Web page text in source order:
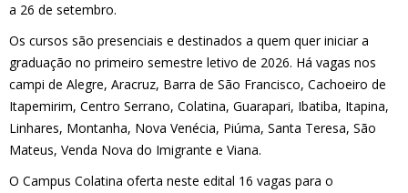
a 26 de setembro.
Os cursos são presenciais e destinados a quem quer iniciar a
graduação no primeiro semestre letivo de 2026. Há vagas nos
campi de Alegre, Aracruz, Barra de São Francisco, Cachoeiro de
Itapemirim, Centro Serrano, Colatina, Guarapari, Ibatiba, Itapina,
Linhares, Montanha, Nova Venécia, Piúma, Santa Teresa, São
Mateus, Venda Nova do Imigrante e Viana.
O Campus Colatina oferta neste edital 16 vagas para o